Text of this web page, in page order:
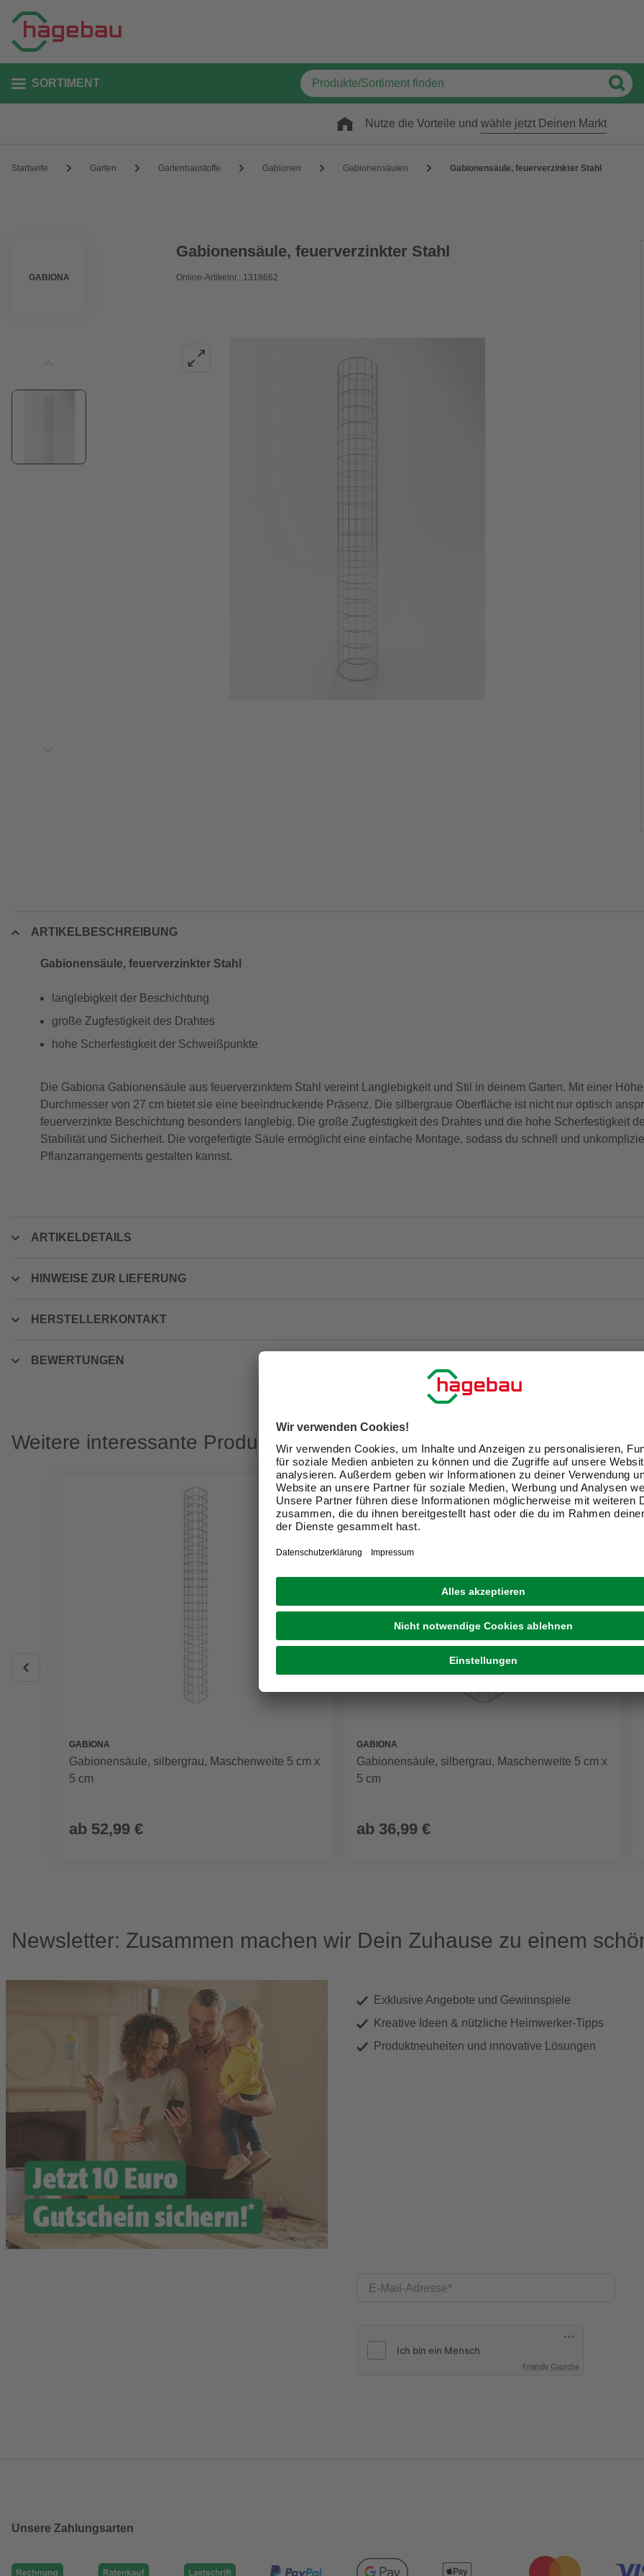
SORTIMENT
Nutze die Vorteile und wähle jetzt Deinen Markt
Startseite Garten Gartenbaustoffe Gabionen Gabionensäulen Gabionensäule, feuerverzinkter Stahl
GABIONA
Gabionensäule, feuerverzinkter Stahl
Online-Artikelnr.: 1318662
ARTIKELBESCHREIBUNG
Gabionensäule, feuerverzinkter Stahl
langlebigkeit der Beschichtung
große Zugfestigkeit des Drahtes
hohe Scherfestigkeit der Schweißpunkte
Die Gabiona Gabionensäule aus feuerverzinktem Stahl vereint Langlebigkeit und Stil in deinem Garten. Mit einer
Durchmesser von 27 cm bietet sie eine beeindruckende Präsenz. Die silbergraue Oberfläche ist nicht nur optisch
feuerverzinkte Beschichtung besonders langlebig. Die große Zugfestigkeit des Drahtes und die hohe Scherfestigkeit
Stabilität und Sicherheit. Die vorgefertigte Säule ermöglicht eine einfache Montage, sodass du schnell und
Pflanzarrangements gestalten kannst.
ARTIKELDETAILS
HINWEISE ZUR LIEFERUNG
HERSTELLERKONTAKT
BEWERTUNGEN
Weitere interessante Produkte
GABIONA
Gabionensäule, silbergrau, Maschenweite 5 cm x
5 cm
ab 52,99 €
GABIONA
Gabionensäule, silbergrau, Maschenweite 5 cm x
5 cm
ab 36,99 €
Newsletter: Zusammen machen wir Dein Zuhause zu einem
Exklusive Angebote und Gewinnspiele
Kreative Ideen & nützliche Heimwerker-Tipps
Produktneuheiten und innovative Lösungen
E-Mail-Adresse
Friendly Captcha
Unsere Zahlungsarten